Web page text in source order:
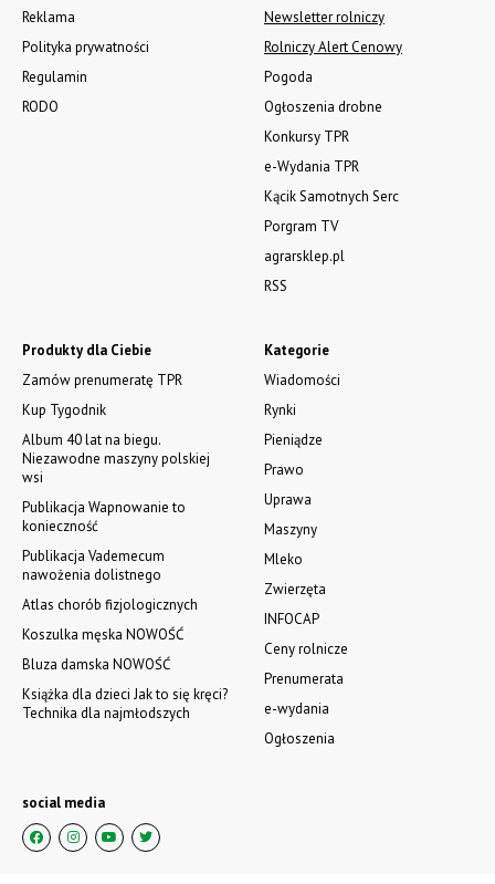
Reklama
Polityka prywatności
Regulamin
RODO
Kategorie
Wiadomości
Rynki
Pieniądze
Prawo
Uprawa
Maszyny
Mleko
Zwierzęta
INFOCAP
Ceny rolnicze
Prenumerata
e-wydania
Ogłoszenia
Produkty dla Ciebie
Zamów prenumeratę TPR
Kup Tygodnik
Album 40 lat na biegu.
Niezawodne maszyny polskiej
wsi
Publikacja Wapnowanie to
konieczność
Publikacja Vademecum
nawożenia dolistnego
Atlas chorób fizjologicznych
Koszulka męska NOWOŚĆ
Bluza damska NOWOŚĆ
Książka dla dzieci Jak to się kręci?
Technika dla najmłodszych
Newsletter rolniczy
Rolniczy Alert Cenowy
Pogoda
Ogłoszenia drobne
Konkursy TPR
e-Wydania TPR
Kącik Samotnych Serc
Porgram TV
agrarsklep.pl
RSS
social media